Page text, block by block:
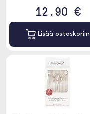
12.90 €
Lisää ostoskoriin